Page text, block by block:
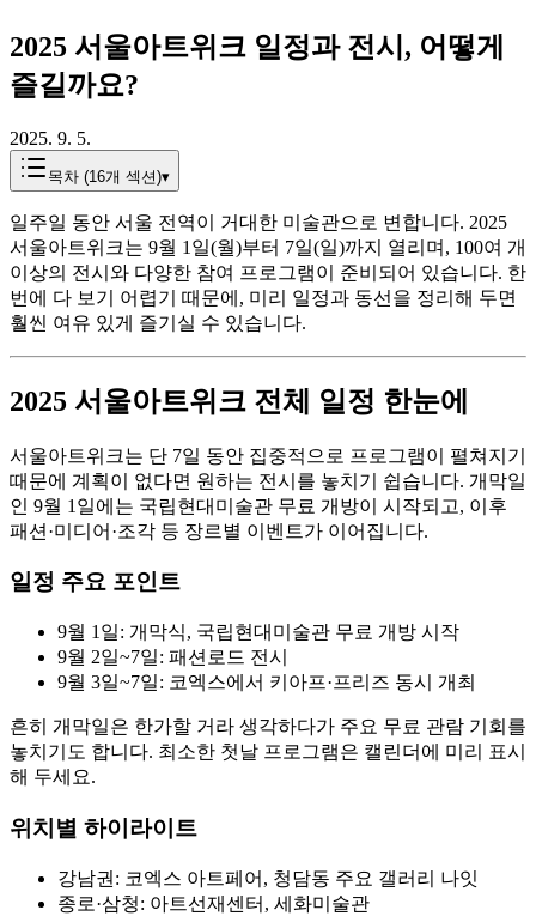
2025 서울아트위크 일정과 전시, 어떻게
즐길까요?
2025. 9. 5.
목차 (16개 섹션)▾
일주일 동안 서울 전역이 거대한 미술관으로 변합니다. 2025
서울아트위크는 9월 1일(월)부터 7일(일)까지 열리며, 100여 개
이상의 전시와 다양한 참여 프로그램이 준비되어 있습니다. 한
번에 다 보기 어렵기 때문에, 미리 일정과 동선을 정리해 두면
훨씬 여유 있게 즐기실 수 있습니다.
2025 서울아트위크 전체 일정 한눈에
서울아트위크는 단 7일 동안 집중적으로 프로그램이 펼쳐지기
때문에 계획이 없다면 원하는 전시를 놓치기 쉽습니다. 개막일
인 9월 1일에는 국립현대미술관 무료 개방이 시작되고, 이후
패션·미디어·조각 등 장르별 이벤트가 이어집니다.
일정 주요 포인트
9월 1일: 개막식, 국립현대미술관 무료 개방 시작
9월 2일~7일: 패션로드 전시
9월 3일~7일: 코엑스에서 키아프·프리즈 동시 개최
흔히 개막일은 한가할 거라 생각하다가 주요 무료 관람 기회를
놓치기도 합니다. 최소한 첫날 프로그램은 캘린더에 미리 표시
해 두세요.
위치별 하이라이트
강남권: 코엑스 아트페어, 청담동 주요 갤러리 나잇
종로·삼청: 아트선재센터, 세화미술관